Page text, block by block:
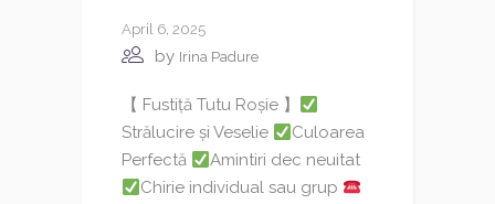
April 6, 2025
by Irina Padure
【 Fustiță Tutu Roșie 】
Strălucire și Veselie
Culoarea
Perfectă
Amintiri dec neuitat
Chirie individual sau grup